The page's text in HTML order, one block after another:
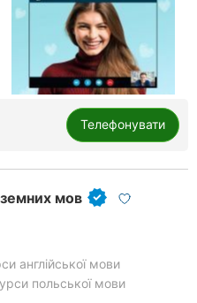
Телефонувати
мов
англійської мови
польської мови